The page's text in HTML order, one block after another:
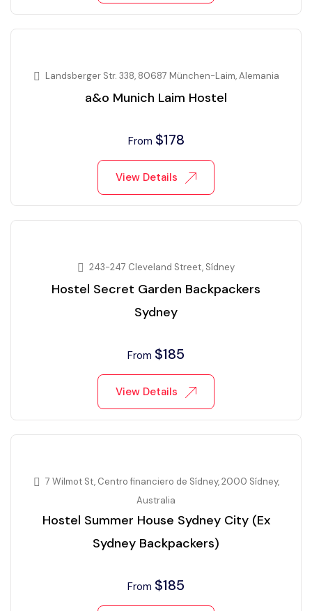
Landsberger Str. 338, 80687 München-Laim, Alemania
a&o Munich Laim Hostel
From $178
View Details
243-247 Cleveland Street, Sídney
Hostel Secret Garden Backpackers
Sydney
From $185
View Details
7 Wilmot St, Centro financiero de Sídney, 2000 Sídney,
Australia
Hostel Summer House Sydney City (Ex
Sydney Backpackers)
From $185